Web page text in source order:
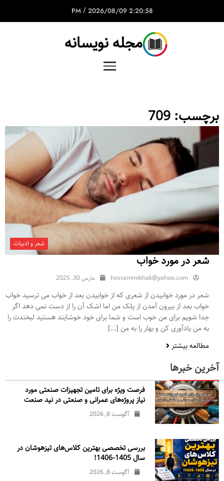
2:20:58 PM
/ 2026/08/09
مجله نویسانه
برچسب: 709
شعر و ادبیات
شعر در مورد خواب
hosseinmikhak@yahoo.com مارس 30, 2025
شعر در مورد خوابیدن از شعری که از خوابیدن بعد از خواب می ترسید خواب
خواب بعد از بیرون آمدن از پلک من اما اشک آن را از دست نمی دهد اگر
جدا شویم برای من خوب است و شما برای خود خوشایند هستید لبخندت را
به من یادآوری کن و بهار را به من […]
مطالعه بیشتر
آخرین خبرها
فرصت ویژه برای تامین تجهیزات صنعتی مورد
نیاز پروژه‌های عمرانی و صنعتی در نید صنعت
آگوست 8, 2026
بررسی تخصصی بهترین کلاس‌های تیزهوشان در
سال 1405-1406!
آگوست 8, 2026